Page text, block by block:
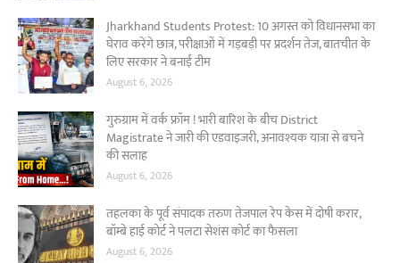
Jharkhand Students Protest: 10 अगस्त को विधानसभा का
घेराव करेंगे छात्र, परीक्षाओं में गड़बड़ी पर प्रदर्शन तेज, बातचीत के
लिए सरकार ने बनाई टीम
August 6, 2026
गुरुग्राम में वर्क फ्रॉम ! भारी बारिश के बीच District
Magistrate ने जारी की एडवाइजरी, अनावश्यक यात्रा से बचने
की सलाह
August 6, 2026
तहलका के पूर्व संपादक तरुण तेजपाल रेप केस में दोषी करार,
बॉम्बे हाई कोर्ट ने पलटा सेशंस कोर्ट का फैसला
August 6, 2026